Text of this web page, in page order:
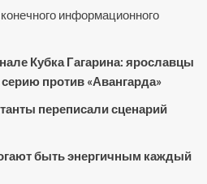
информационного
Кубка Гагарина: ярославцы
против «Авангарда»
переписали сценарий
быть энергичным каждый